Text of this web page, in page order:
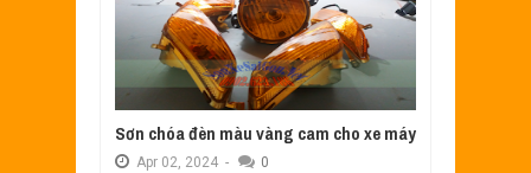
Sơn chóa đèn màu vàng cam cho xe máy
Apr 02, 2024 - 0